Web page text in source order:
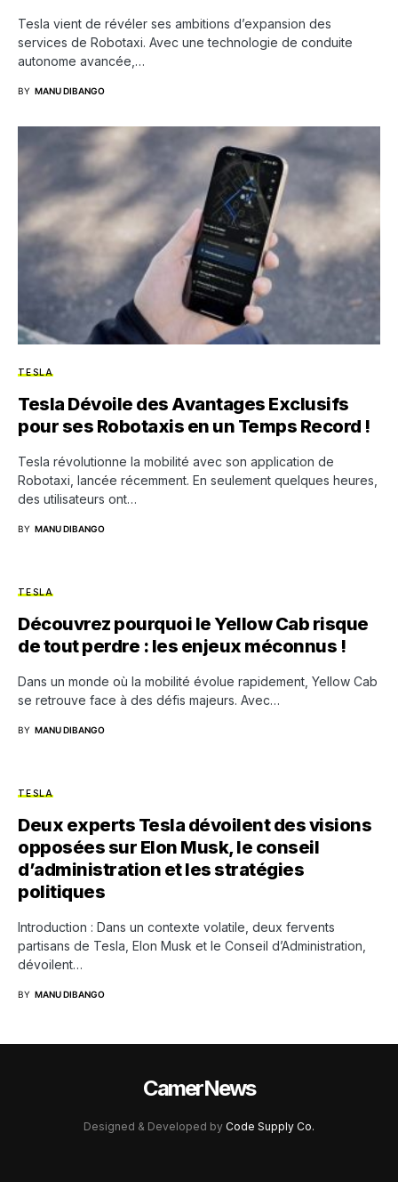
Tesla vient de révéler ses ambitions d’expansion des
services de Robotaxi. Avec une technologie de conduite
autonome avancée,…
BY MANU DIBANGO
TESLA
Tesla Dévoile des Avantages Exclusifs
pour ses Robotaxis en un Temps Record !
Tesla révolutionne la mobilité avec son application de
Robotaxi, lancée récemment. En seulement quelques heures,
des utilisateurs ont…
BY MANU DIBANGO
TESLA
Découvrez pourquoi le Yellow Cab risque
de tout perdre : les enjeux méconnus !
Dans un monde où la mobilité évolue rapidement, Yellow Cab
se retrouve face à des défis majeurs. Avec…
BY MANU DIBANGO
TESLA
Deux experts Tesla dévoilent des visions
opposées sur Elon Musk, le conseil
d’administration et les stratégies
politiques
Introduction : Dans un contexte volatile, deux fervents
partisans de Tesla, Elon Musk et le Conseil d’Administration,
dévoilent…
BY MANU DIBANGO
CamerNews
Designed & Developed by Code Supply Co.